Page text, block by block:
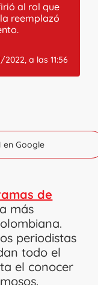
al rol que
reemplazó
2022, a las 11:56
en Google
de
más
periodistas
todo el
el conocer